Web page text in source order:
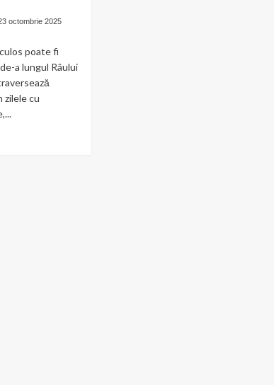
octombrie 2025
poate fi
a lungul Râului
zilele cu